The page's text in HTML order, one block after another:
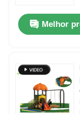
Início
Sobre Nós
Melhor